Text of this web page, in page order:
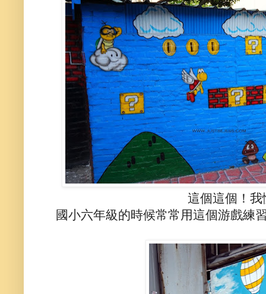
這個這個！
國小六年級的時候常常用這個游戲練